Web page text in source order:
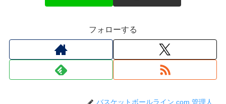
フォローする
バスケットボールライン.com 管理人